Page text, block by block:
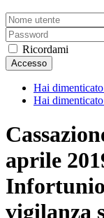
Ricordami
Accesso
Hai
Hai
aprile
Infortunio
vigilanza